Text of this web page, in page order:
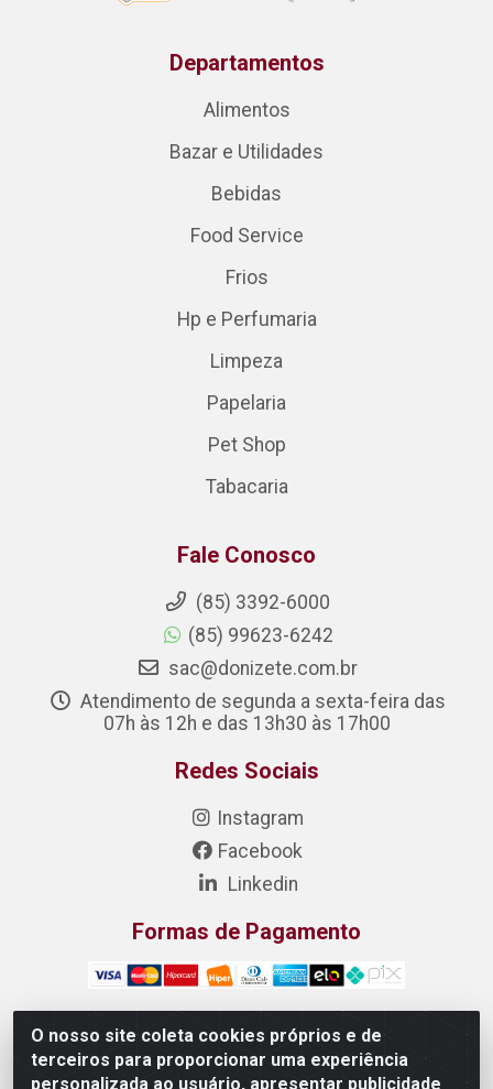
O nosso site coleta cookies próprios e de
terceiros para proporcionar uma experiência
personalizada ao usuário, apresentar publicidade
Departamentos
Alimentos
Bazar e Utilidades
Bebidas
Food Service
Frios
Hp e Perfumaria
Limpeza
Papelaria
Pet Shop
Tabacaria
Fale Conosco
(85) 3392-6000
(85) 99623-6242
sac@donizete.com.br
Atendimento de segunda a sexta-feira das
07h às 12h e das 13h30 às 17h00
Redes Sociais
Instagram
Facebook
Linkedin
Formas de Pagamento
DONIZETE DISTRIBUIDORA DE ALIMENTOS S/A - Rua
Raimundo Matias, 377 - Pedras, Itaitinga/CE - CEP